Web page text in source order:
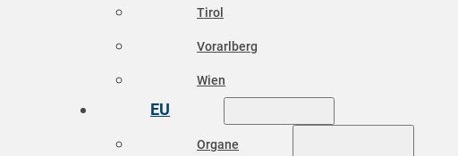
Tirol
Vorarlberg
Wien
EU
Organe